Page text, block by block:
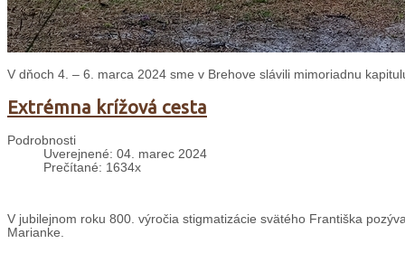
V dňoch 4. – 6. marca 2024 sme v Brehove slávili mimoriadnu
Extrémna krížová cesta
Podrobnosti
Uverejnené: 04. marec 2024
Prečítané: 1634x
V jubilejnom roku 800. výročia stigmatizácie svätého Františka
Marianke.